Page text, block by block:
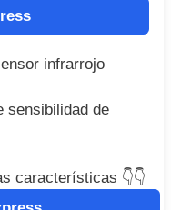
infrarrojo
sensibilidad de
características 👇👇